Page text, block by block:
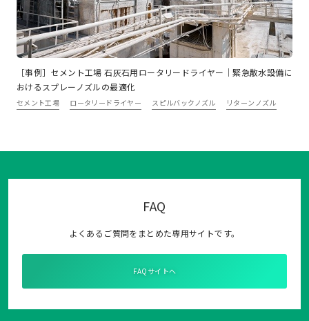
［事例］セメント工場 石灰石用ロータリードライヤー｜緊急散水設備に
おけるスプレーノズルの最適化
セメント工場 ロータリードライヤー スピルバックノズル リターンノズル
FAQ
よくあるご質問をまとめた専用サイトです。
FAQサイトへ